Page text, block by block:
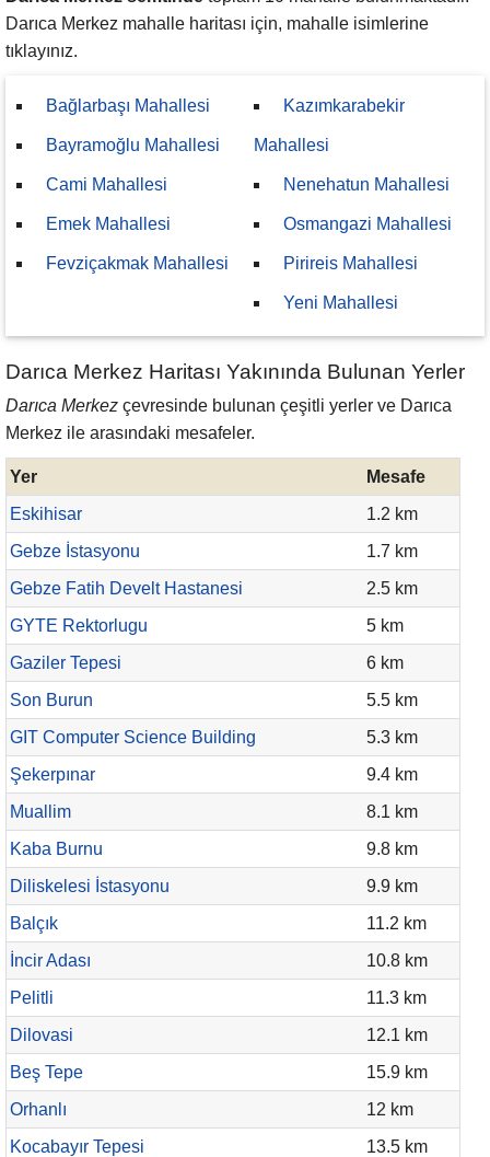
Darıca Merkez mahalle haritası için, mahalle isimlerine
tıklayınız.
Bağlarbaşı Mahallesi
Bayramoğlu Mahallesi
Cami Mahallesi
Emek Mahallesi
Fevziçakmak Mahallesi
Kazımkarabekir
Mahallesi
Nenehatun Mahallesi
Osmangazi Mahallesi
Pirireis Mahallesi
Yeni Mahallesi
Darıca Merkez Haritası Yakınında Bulunan Yerler
Darıca Merkez çevresinde bulunan çeşitli yerler ve Darıca
Merkez ile arasındaki mesafeler.
Yer
Mesafe
Eskihisar
1.2 km
Gebze İstasyonu
1.7 km
Gebze Fatih Develt Hastanesi
2.5 km
GYTE Rektorlugu
5 km
Gaziler Tepesi
6 km
Son Burun
5.5 km
GIT Computer Science Building
5.3 km
Şekerpınar
9.4 km
Muallim
8.1 km
Kaba Burnu
9.8 km
Diliskelesi İstasyonu
9.9 km
Balçık
11.2 km
İncir Adası
10.8 km
Pelitli
11.3 km
Dilovasi
12.1 km
Beş Tepe
15.9 km
Orhanlı
12 km
Kocabayır Tepesi
13.5 km